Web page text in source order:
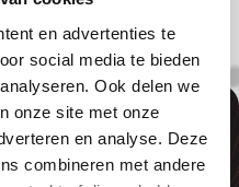
en advertenties te
social media te bieden
Ook delen we
onze site met onze
en analyse. Deze
combineren met andere